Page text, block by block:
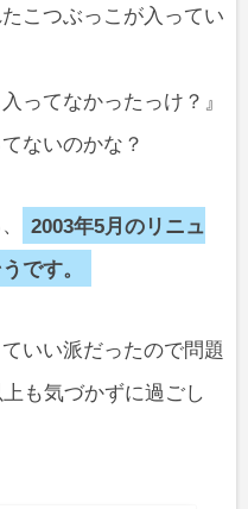
こつぶっこが入ってい
ってなかったっけ？』
ないのかな？
2003年5月のリニュ
です。
いい派だったので問題
も気づかずに過ごし